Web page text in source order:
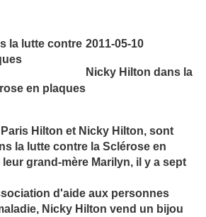
2011-05-10
Nicky Hilton dans la
en plaques
Hilton et Nicky Hilton, sont
la lutte contre la Sclérose en
grand-mère Marilyn, il y a sept
d'aide aux personnes
Nicky Hilton vend un bijou